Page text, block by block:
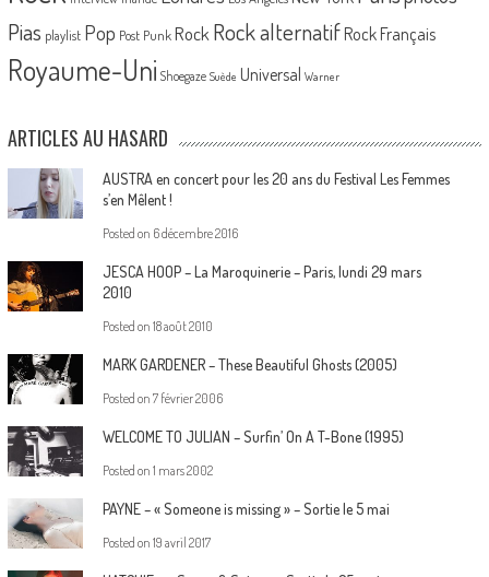
Pias playlist Pop Post Punk Rock Rock alternatif Rock Français
Royaume-Uni Shoegaze Suède Universal Warner
ARTICLES AU HASARD
AUSTRA en concert pour les 20 ans du Festival Les Femmes
s’en Mêlent !
Posted on 6 décembre 2016
JESCA HOOP – La Maroquinerie – Paris, lundi 29 mars
2010
Posted on 18 août 2010
MARK GARDENER – These Beautiful Ghosts (2005)
Posted on 7 février 2006
WELCOME TO JULIAN – Surfin’ On A T-Bone (1995)
Posted on 1 mars 2002
PAYNE – « Someone is missing » – Sortie le 5 mai
Posted on 19 avril 2017